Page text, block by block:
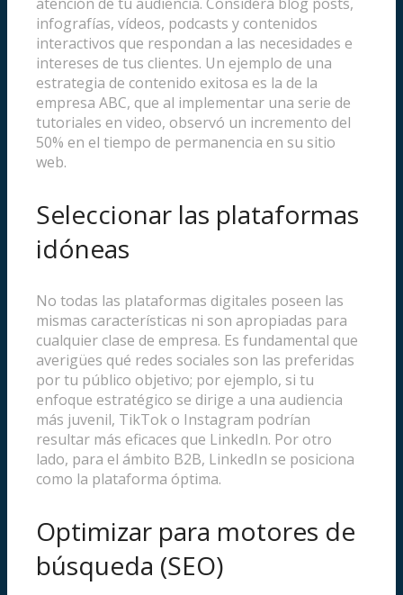
infografías, vídeos, podcasts y contenidos
interactivos que respondan a las necesidades e
intereses de tus clientes. Un ejemplo de una
estrategia de contenido exitosa es la de la
empresa ABC, que al implementar una serie de
tutoriales en video, observó un incremento del
50% en el tiempo de permanencia en su sitio
web.
Seleccionar las plataformas
idóneas
No todas las plataformas digitales poseen las
mismas características ni son apropiadas para
cualquier clase de empresa. Es fundamental que
averigües qué redes sociales son las preferidas
por tu público objetivo; por ejemplo, si tu
enfoque estratégico se dirige a una audiencia
más juvenil, TikTok o Instagram podrían
resultar más eficaces que LinkedIn. Por otro
lado, para el ámbito B2B, LinkedIn se posiciona
como la plataforma óptima.
Optimizar para motores de
búsqueda (SEO)